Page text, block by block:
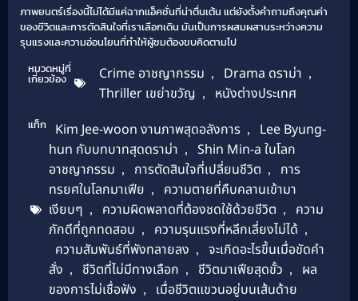
ภาพยนตร์เรื่องนี้ไม่ได้มีแค่ฉากแอ็คชั่นที่น่าตื่นเต้น แต่ยังตั้งคำถามถึงคุณค่า
ของชีวิตและการตัดสินใจที่เราเลือกเดิน มันเป็นการผสมผสานระหว่างความ
รุนแรงและความอ่อนโยนที่ทำให้ผู้ชมต้องขบคิดตามไป
หมวดหมู่ที่
เกี่ยวข้อง Crime อาชญากรรม , Drama ดราม่า ,
Thriller เขย่าขวัญ , หนังต่างประเทศ
แท็ก Kim Jee-woon งานภาพสุดอลังการ ,
Lee Byung-
hun กับบทบาทสุดดราม่า ,
Shin Min-a ในโลก
อาชญากรรม , การตัดสินใจที่เปลี่ยนชีวิต ,
การ
ทรยศในโลกมาเฟีย ,
ความตายที่คืบคลานเข้ามา
เงียบๆ , ความผิดพลาดที่ต้องชดใช้ด้วยชีวิต ,
ความ
ภักดีที่ถูกทดสอบ , ความรุนแรงที่หลีกเลี่ยงไม่ได้ ,
ความสัมพันธ์ที่พังทลายลง ,
จะเกิดอะไรขึ้นเมื่อขัดคำ
สั่ง , ชีวิตที่ไม่มีทางเลือก , ชีวิตมาเฟียสุดขั้ว ,
ผล
ของการไม่เชื่อฟัง , เมื่อชีวิตแขวนอยู่บนเส้นด้าย